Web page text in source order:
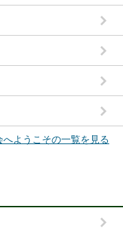
へようこその一覧を見る